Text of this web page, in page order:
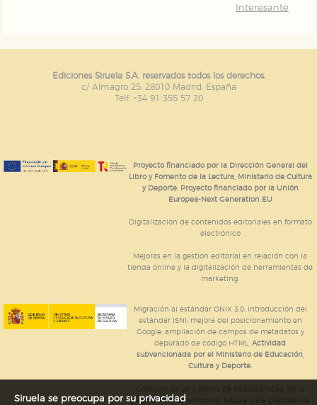
Interesante
Ediciones Siruela S.A. reservados todos los derechos.
c/ Almagro 25. 28010 Madrid. España
Telf. +34 91 355 57 20
Proyecto financiado por la Dirección General del
Libro y Fomento de la Lectura, Ministerio de Cultura
y Deporte. Proyecto financiado por la Unión
Europea-Next Generation EU
Digitalización de contenidos editoriales en formato
electrónico
Mejoras en la gestión editorial en relación con la
tienda online y la digitalización de herramientas de
marketing.
Migración al estándar ONIX 3.0; introducción del
estándar ISNI; mejora del posicionamiento en
Google; ampliación de campos de metadatos y
depurado de código HTML.Actividad
subvencionada por el Ministerio de Educación,
Cultura y Deporte.
página web de ediciones Siruela para dispositivos
Siruela se preocupa por su privacidad